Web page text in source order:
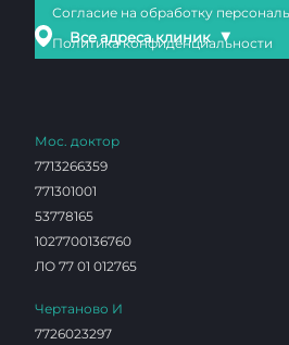
Все адреса клиник ▼
Согласие на обработку
Политика конфиденциальности
Мос. доктор
7713266359
771301001
53778165
1027700136760
ЛО 77 01 012765
Чертаново И
7726023297